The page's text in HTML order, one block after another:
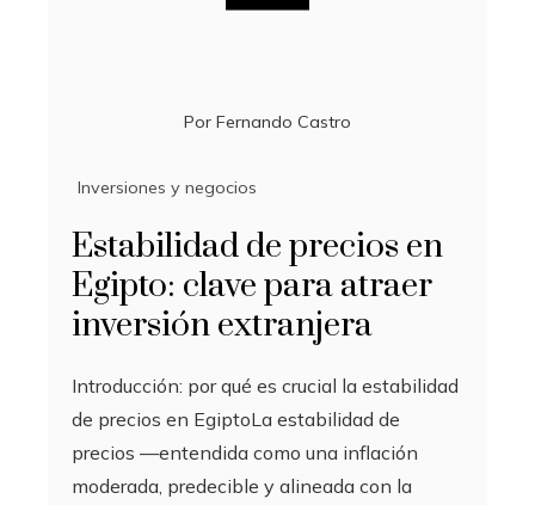
Por Fernando Castro
Inversiones y negocios
Estabilidad de precios en
Egipto: clave para atraer
inversión extranjera
Introducción: por qué es crucial la estabilidad
de precios en EgiptoLa estabilidad de
precios —entendida como una inflación
moderada, predecible y alineada con la